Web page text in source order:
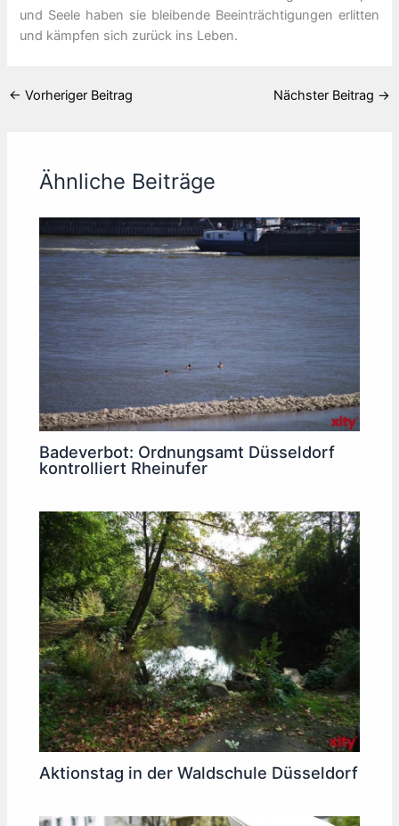
und Seele haben sie bleibende Beeinträchtigungen erlitten
und kämpfen sich zurück ins Leben.
← Vorheriger Beitrag Nächster Beitrag →
Ähnliche Beiträge
Badeverbot: Ordnungsamt Düsseldorf
kontrolliert Rheinufer
Aktionstag in der Waldschule Düsseldorf